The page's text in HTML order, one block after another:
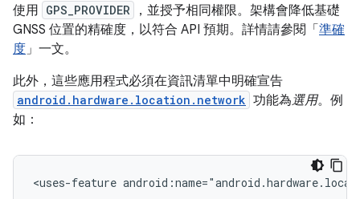
使用 GPS_PROVIDER
，並授予相同權限。架構會降低基礎
GNSS 位置的精確度，以符合 API 預期。詳情請參閱「 準確
度」一文。
此外，這些應用程式必須在資訊清單中明確宣告
android.hardware.location.network 功能為選用。例
如：
<uses-feature